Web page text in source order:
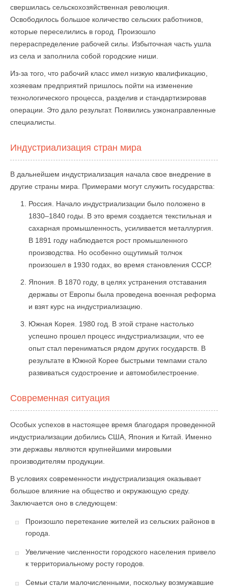
свершилась сельскохозяйственная революция.
Освободилось большое количество сельских работников,
которые переселились в город. Произошло
перераспределение рабочей силы. Избыточная часть ушла
из села и заполнила собой городские ниши.
Из-за того, что рабочий класс имел низкую квалификацию,
хозяевам предприятий пришлось пойти на изменение
технологического процесса, разделив и стандартизировав
операции. Это дало результат. Появились узконаправленные
специалисты.
Индустриализация стран мира
В дальнейшем индустриализация начала свое внедрение в
другие страны мира. Примерами могут служить государства:
Россия. Начало индустриализации было положено в
1830–1840 годы. В это время создается текстильная и
сахарная промышленность, усиливается металлургия.
В 1891 году наблюдается рост промышленного
производства. Но особенно ощутимый толчок
произошел в 1930 годах, во время становления СССР.
Япония. В 1870 году, в целях устранения отставания
державы от Европы была проведена военная реформа
и взят курс на индустриализацию.
Южная Корея. 1980 год. В этой стране настолько
успешно прошел процесс индустриализации, что ее
опыт стал перениматься рядом других государств. В
результате в Южной Корее быстрыми темпами стало
развиваться судостроение и автомобилестроение.
Современная ситуация
Особых успехов в настоящее время благодаря проведенной
индустриализации добились США, Япония и Китай. Именно
эти державы являются крупнейшими мировыми
производителям продукции.
В условиях современности индустриализация оказывает
большое влияние на общество и окружающую среду.
Заключается оно в следующем:
Произошло перетекание жителей из сельских районов в
города.
Увеличение численности городского населения привело
к территориальному росту городов.
Семьи стали малочисленными, поскольку возмужавшие